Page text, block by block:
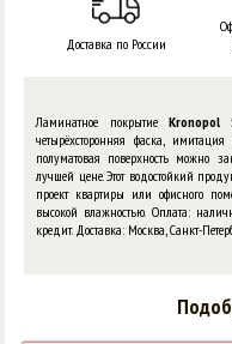
Доставка по России
Ламинатное покрытие
четырёхсторонняя фаска,
полуматовая поверхность можно
лучшей цене. Этот водостойкий
проект квартиры или офисного
высокой влажностью. Оплата:
кредит. Доставка: Москва, Санкт-